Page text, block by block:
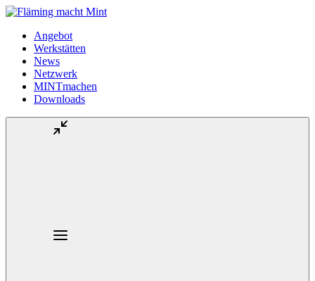
Angebot
Werkstätten
News
Netzwerk
MINTmachen
Downloads